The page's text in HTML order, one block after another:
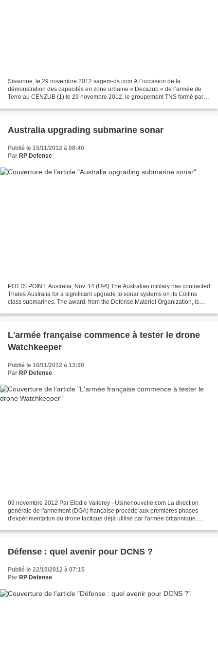
Sissonne, le 29 novembre 2012 sagem-ds.com A l’occasion de la
démonstration des capacités en zone urbaine « Decazub » de l’armée de
Terre au CENZUB (1) le 29 novembre 2012, le groupement TNS formé par
Australia upgrading submarine sonar
Publié le 15/11/2012 à 08:40
Par RP Defense
POTTS POINT, Australia, Nov. 14 (UPI) The Australian military has contracted
Thales Australia for a significant upgrade to sonar systems on its Collins
class submarines. The award, from the Defense Materiel Organization, is
L'armée française commence à tester le drone
Watchkeeper
Publié le 10/11/2012 à 13:00
Par RP Defense
09 novembre 2012 Par Elodie Vallerey - Usinenouvelle.com La direction
générale de l'armement (DGA) française procède aux premières phases
d'expérimentation du drone tactique déjà utilisé par l'armée britannique.
Défense : quel avenir pour DCNS ?
Publié le 22/10/2012 à 07:15
Par RP Defense